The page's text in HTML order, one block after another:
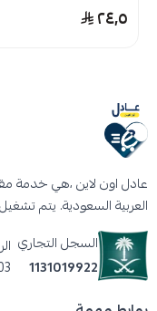
٢٤٫٥
عادل اون لاين ،هي خدمة
العربية السعودية. يتم
السجل التجاري
1131019922